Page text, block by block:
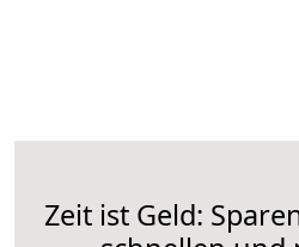
Zeit ist Geld: